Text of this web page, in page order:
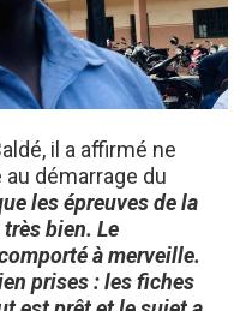
il a affirmé ne
démarrage du
les épreuves de la
bien. Le
à merveille.
prises : les fiches